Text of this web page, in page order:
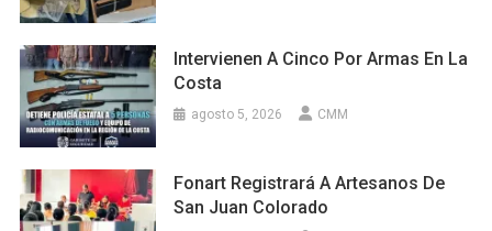
Intervienen A Cinco Por Armas En La
Costa
agosto 5, 2026 CMM
Fonart Registrará A Artesanos De
San Juan Colorado